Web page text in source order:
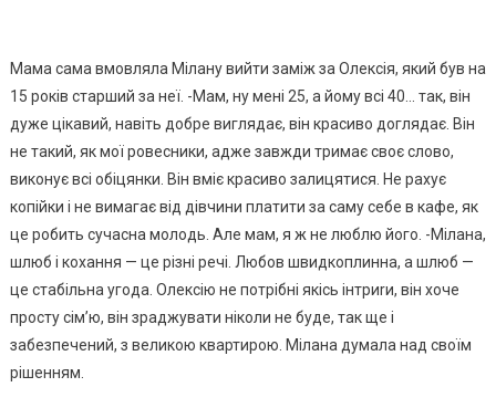
Мама сама вмовляла Мілану вийти заміж за Олексія, який був на
15 років старший за неї. -Мам, ну мені 25, а йому всі 40… так, він
дуже цікавий, навіть добре виглядає, він красиво доглядає. Він
не такий, як мої ровесники, адже завжди тримає своє слово,
виконує всі обіцянки. Він вміє красиво залицятися. Не рахує
копійки і не вимагає від дівчини платити за саму себе в кафе, як
це робить сучасна молодь. Але мам, я ж не люблю його. -Мілана,
шлюб і кохання — це різні речі. Любов швидкоплинна, а шлюб —
це стабільна угода. Олексію не потрібні якісь інтриrи, він хоче
просту сім’ю, він зраджувати ніколи не буде, так ще і
забезпечений, з великою квартирою. Мілана думала над своїм
рішенням.